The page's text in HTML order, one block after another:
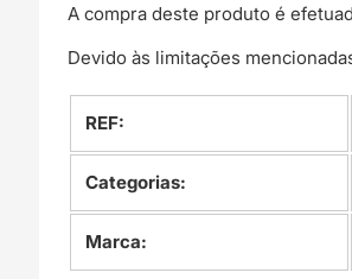
A compra deste produto é
Devido às limitações
REF:
Categorias:
Marca: